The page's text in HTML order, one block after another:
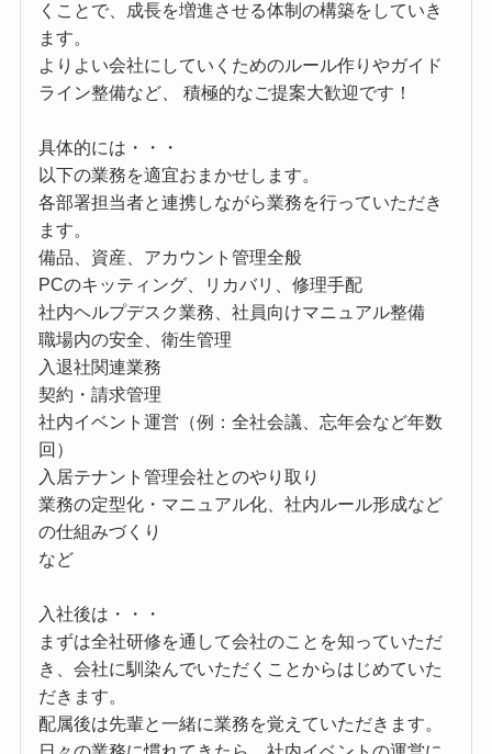
くことで、成長を増進させる体制の構築をしていき
ます。
よりよい会社にしていくためのルール作りやガイド
ライン整備など、 積極的なご提案大歓迎です！
具体的には・・・
以下の業務を適宜おまかせします。
各部署担当者と連携しながら業務を行っていただき
ます。
備品、資産、アカウント管理全般
PCのキッティング、リカバリ、修理手配
社内ヘルプデスク業務、社員向けマニュアル整備
職場内の安全、衛生管理
入退社関連業務
契約・請求管理
社内イベント運営（例：全社会議、忘年会など年数
回）
入居テナント管理会社とのやり取り
業務の定型化・マニュアル化、社内ルール形成など
の仕組みづくり
など
入社後は・・・
まずは全社研修を通して会社のことを知っていただ
き、会社に馴染んでいただくことからはじめていた
だきます。
配属後は先輩と一緒に業務を覚えていただきます。